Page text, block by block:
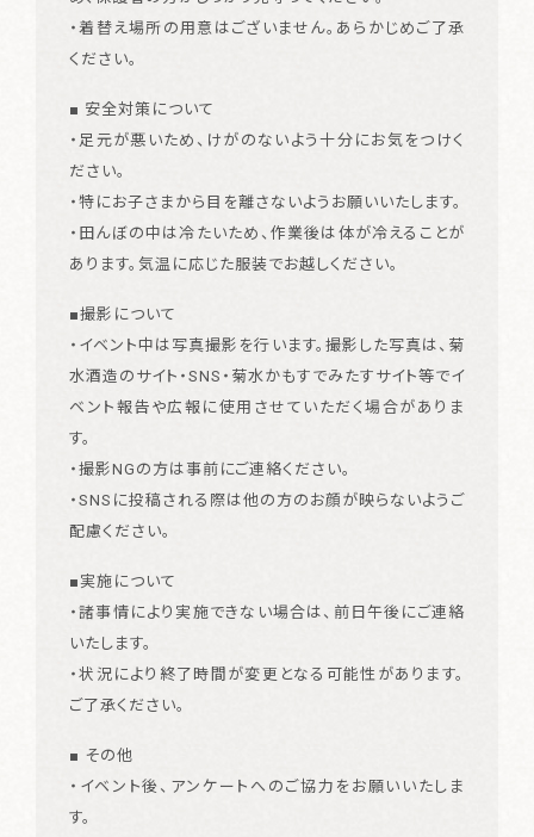
・着替え場所の用意はございません。あらかじめご了承
ください。
■ 安全対策について
・足元が悪いため、けがのないよう十分にお気をつけく
ださい。
・特にお子さまから目を離さないようお願いいたします。
・田んぼの中は冷たいため、作業後は体が冷えることが
あります。気温に応じた服装でお越しください。
■撮影について
・イベント中は写真撮影を行います。撮影した写真は、菊
水酒造のサイト・SNS・菊水かもすでみたすサイト等でイ
ベント報告や広報に使用させていただく場合がありま
す。
・撮影NGの方は事前にご連絡ください。
・SNSに投稿される際は他の方のお顔が映らないようご
配慮ください。
■実施について
・諸事情により実施できない場合は、前日午後にご連絡
いたします。
・状況により終了時間が変更となる可能性があります。
ご了承ください。
■ その他
・イベント後、アンケートへのご協力をお願いいたしま
す。